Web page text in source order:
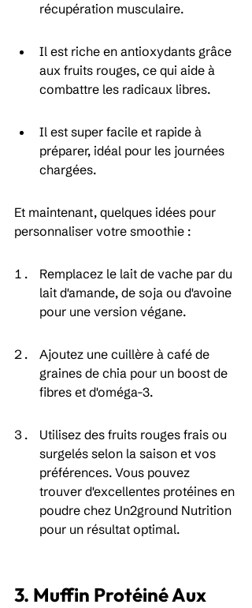
récupération musculaire.
Il est riche en antioxydants grâce
aux fruits rouges, ce qui aide à
combattre les radicaux libres.
Il est super facile et rapide à
préparer, idéal pour les journées
chargées.
Et maintenant, quelques idées pour
personnaliser votre smoothie :
Remplacez le lait de vache par du
lait d'amande, de soja ou d'avoine
pour une version végane.
Ajoutez une cuillère à café de
graines de chia pour un boost de
fibres et d'oméga-3.
Utilisez des fruits rouges frais ou
surgelés selon la saison et vos
préférences. Vous pouvez
trouver d'excellentes protéines en
poudre chez Un2ground Nutrition
pour un résultat optimal.
3. Muffin Protéiné Aux